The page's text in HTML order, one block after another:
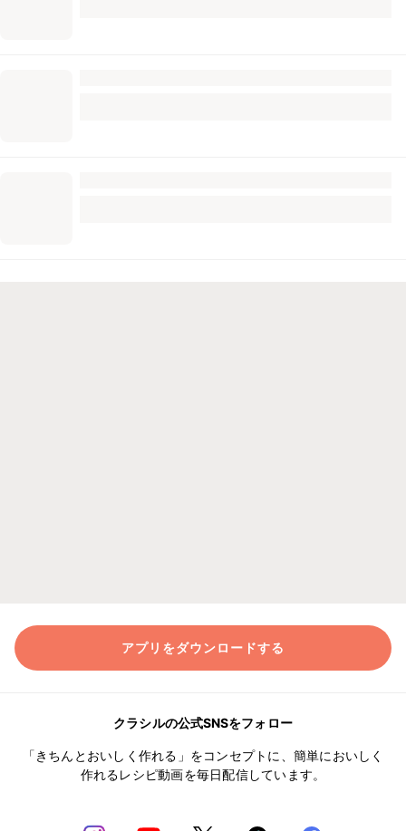
アプリをダウンロードする
クラシルの公式SNSをフォロー
「きちんとおいしく作れる」をコンセプトに、簡単においしく
作れるレシピ動画を毎日配信しています。